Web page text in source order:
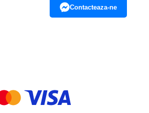
Contacteaza-ne